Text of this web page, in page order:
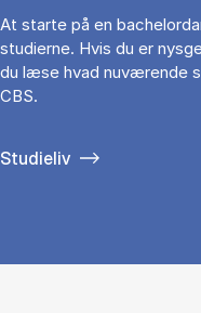
At starte på en
studierne. Hvis du er
du læse hvad nuværende
CBS.
Studieliv